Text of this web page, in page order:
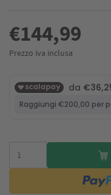
€144,99
Prezzo iva inclusa